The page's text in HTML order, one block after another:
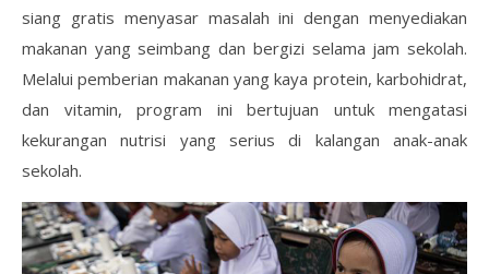
siang gratis menyasar masalah ini dengan menyediakan
makanan yang seimbang dan bergizi selama jam sekolah.
Melalui pemberian makanan yang kaya protein, karbohidrat,
dan vitamin, program ini bertujuan untuk mengatasi
kekurangan nutrisi yang serius di kalangan anak-anak
sekolah.